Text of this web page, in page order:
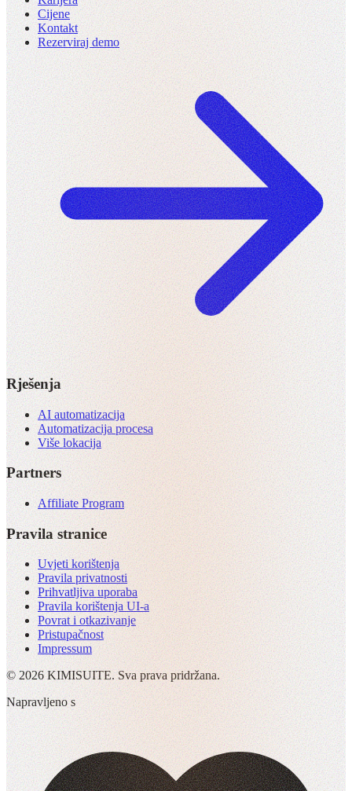
Cijene
Kontakt
Rezerviraj demo
Rješenja
AI automatizacija
Automatizacija procesa
Više lokacija
Partners
Affiliate Program
Pravila stranice
Uvjeti korištenja
Pravila privatnosti
Prihvatljiva uporaba
Pravila korištenja UI-a
Povrat i otkazivanje
Pristupačnost
Impressum
© 2026 KIMISUITE. Sva prava pridržana.
Napravljeno s